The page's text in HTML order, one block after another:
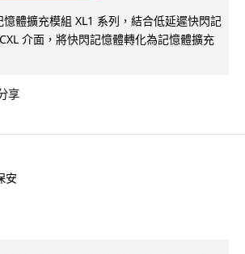
體擴充模組 XL1 系列，結合低延遲快閃記
介面，將快閃記憶體轉化為記憶體擴充
享
安